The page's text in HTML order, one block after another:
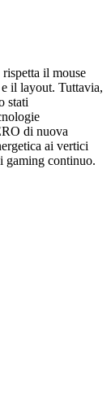
il mouse
il layout. Tuttavia,
stati
di nuova
ai vertici
gaming continuo.